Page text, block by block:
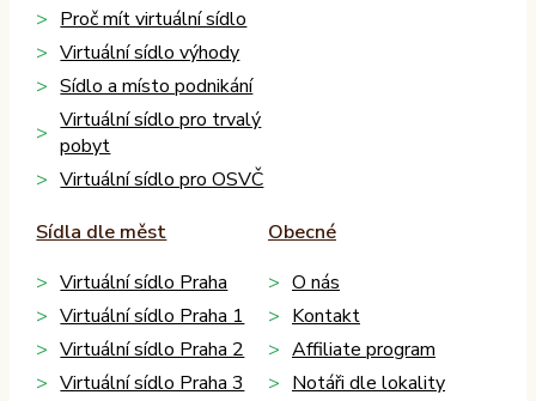
Proč mít virtuální sídlo
Virtuální sídlo výhody
Sídlo a místo podnikání
Virtuální sídlo pro trvalý
pobyt
Virtuální sídlo pro OSVČ
Sídla dle měst
Virtuální sídlo Praha
Virtuální sídlo Praha 1
Virtuální sídlo Praha 2
Virtuální sídlo Praha 3
Obecné
O nás
Kontakt
Affiliate program
Notáři dle lokality